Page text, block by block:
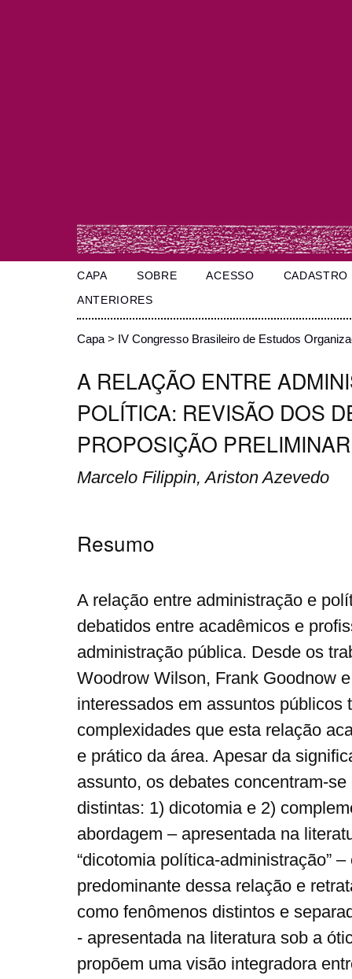
CAPA SOBRE ACESSO CADASTRO
ANTERIORES
Capa > IV Congresso Brasileiro de Estudos
A RELAÇÃO ENTRE
POLÍTICA: REVISÃO DOS
PROPOSIÇÃO PRELIMINAR
Marcelo Filippin, Ariston Azevedo
Resumo
A relação entre administração e
debatidos entre acadêmicos e
administração pública. Desde os
Woodrow Wilson, Frank Goodnow
interessados em assuntos públicos
complexidades que esta relação
e prático da área. Apesar da
assunto, os debates concentram-
distintas: 1) dicotomia e 2)
abordagem – apresentada na
“dicotomia política-administração”
predominante dessa relação e
como fenômenos distintos e
- apresentada na literatura sob a
propõem uma visão integradora